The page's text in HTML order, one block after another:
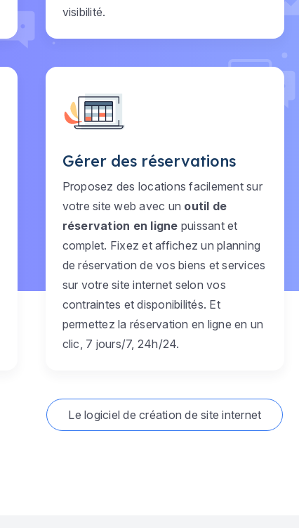
visibilité.
Gérer des réservations
Proposez des locations facilement sur
votre site web avec un outil de
réservation en ligne puissant et
complet. Fixez et affichez un planning
de réservation de vos biens et services
sur votre site internet selon vos
contraintes et disponibilités. Et
permettez la réservation en ligne en un
clic, 7 jours/7, 24h/24.
Le logiciel de création de site internet